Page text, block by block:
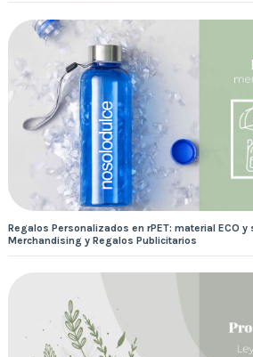
Regalos Personalizados en rPET: material ECO y
Merchandising y Regalos Publicitarios